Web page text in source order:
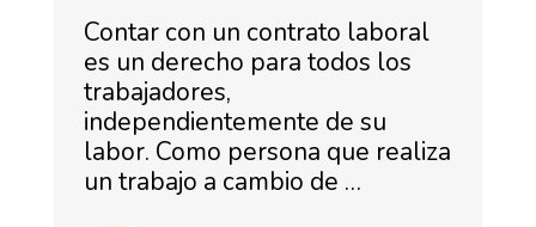
Contar con un contrato laboral
es un derecho para todos los
trabajadores,
independientemente de su
labor. Como persona que realiza
un trabajo a cambio de …